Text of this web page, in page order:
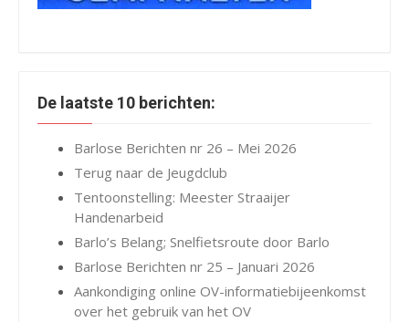
De laatste 10 berichten:
Barlose Berichten nr 26 – Mei 2026
Terug naar de Jeugdclub
Tentoonstelling: Meester Straaijer
Handenarbeid
Barlo’s Belang; Snelfietsroute door Barlo
Barlose Berichten nr 25 – Januari 2026
Aankondiging online OV-informatiebijeenkomst
over het gebruik van het OV